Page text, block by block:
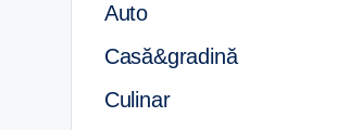
Auto
Casă&gradină
Culinar